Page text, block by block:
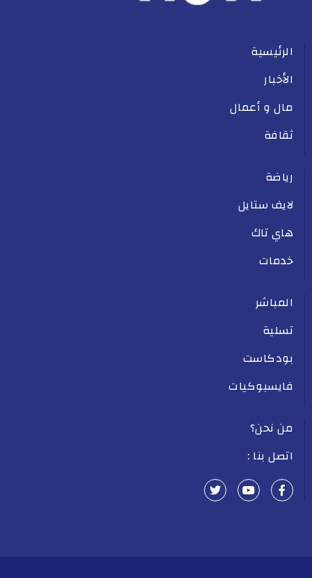
الرئيسية
الأخبار
مال و أعمال
ثقافة
رياضة
لايف ستايل
هاي تاك
خدمات
المباشر
تسلية
بودكاست
فايسبوكيات
من نحن؟
اتصل بنا :